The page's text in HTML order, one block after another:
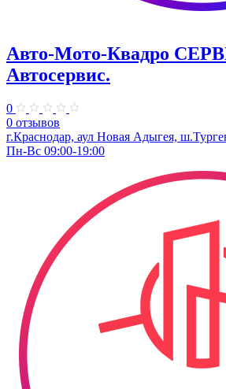
Авто-Мото-Квадро
Автосервис.
0
0 отзывов
г.Краснодар, аул Новая Адыгея,
Пн-Вс 09:00-19:00